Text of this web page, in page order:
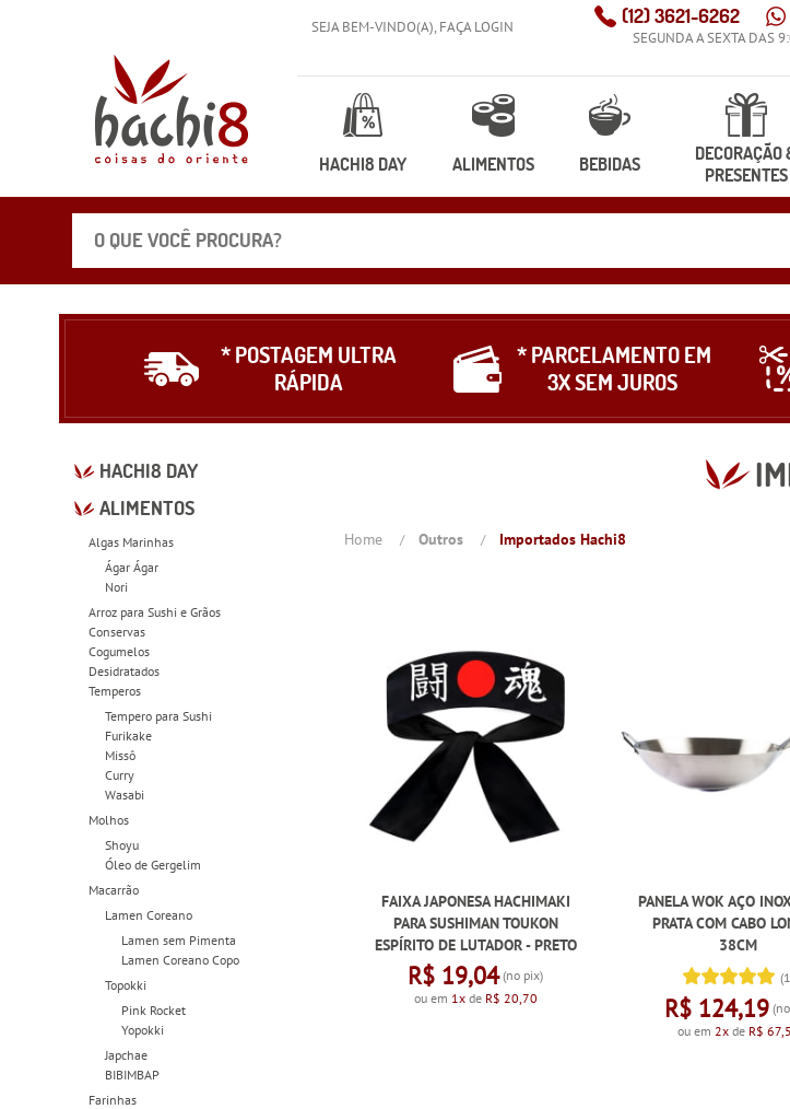
SEJA BEM-VINDO(A), FAÇA LOGIN (12)3621-6262
SEGUNDA A SEXTA DAS
HACHI8 DAY ALIMENTOS BEBIDAS
DECORAÇÃO
PRESENTES
* POSTAGEM ULTRA
RÁPIDA
* PARCELAMENTO EM
3X SEM JUROS
HACHI8 DAY
ALIMENTOS
Algas Marinhas
Ágar Ágar
Nori
Arroz para Sushi e Grãos
Conservas
Cogumelos
Desidratados
Temperos
Tempero para Sushi
Furikake
Missô
Curry
Wasabi
Molhos
Shoyu
Óleo de Gergelim
Macarrão
Lamen Coreano
Lamen sem Pimenta
Lamen Coreano Copo
Topokki
Pink Rocket
Yopokki
Japchae
BIBIMBAP
Farinhas
Home Outros Importados Hachi8
FAIXA JAPONESA HACHIMAKI
PARA SUSHIMAN TOUKON
ESPÍRITO DE LUTADOR - PRETO
R$ 19,04(no pix)
ou em 1xde R$ 20,70
PANELA WOK AÇO
PRATA COM CABO
38CM
R$ 124,19
ou em 2xde R$